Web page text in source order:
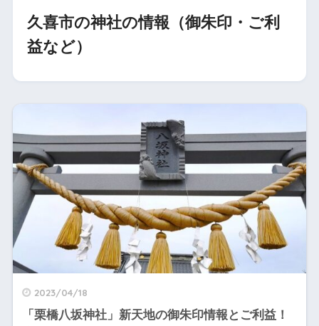
久喜市の神社の情報（御朱印・ご利
益など）
2023/04/18
「栗橋八坂神社」新天地の御朱印情報とご利益！